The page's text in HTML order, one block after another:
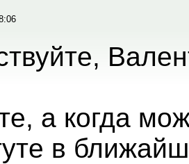
а когда
в